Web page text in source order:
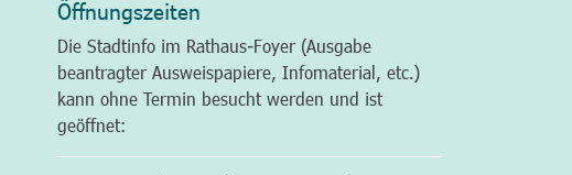
Öffnungszeiten
Die Stadtinfo im Rathaus-Foyer (Ausgabe
beantragter Ausweispapiere, Infomaterial, etc.)
kann ohne Termin besucht werden und ist
geöffnet: